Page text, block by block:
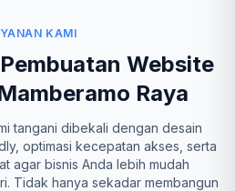
KAMI
Website
Raya
tangani dibekali dengan desain
optimasi kecepatan akses, serta
agar bisnis Anda lebih mudah
Tidak hanya sekadar membangun